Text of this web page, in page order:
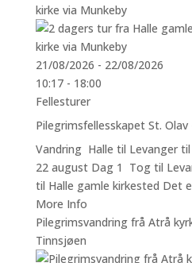
kirke via Munkeby
21/08/2026 - 22/08/2026
10:17 - 18:00
Fellesturer
Pilegrimsfellesskapet St. Olav
Vandring Halle til Levanger
22 august Dag 1 Tog til
til Halle gamle kirkested Det
More Info
Pilegrimsvandring frå Atrå
Tinnsjøen